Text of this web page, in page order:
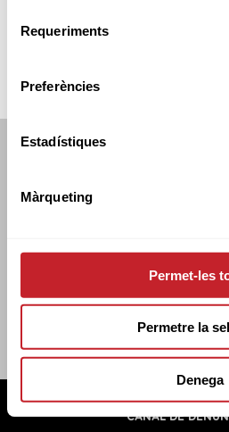
Requeriments
Preferències
Estadístiques
Màrqueting
Permet-les
Permetre la
Denega
C/TUSET 32,
POLÍTICA DE COOKIES
CANAL DE